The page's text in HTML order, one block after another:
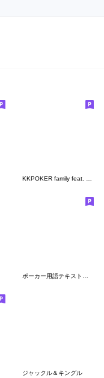
KKPOKER family feat. 10high
ジャックル＆キングル